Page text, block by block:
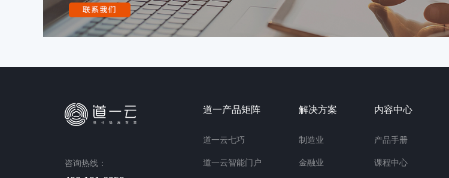
咨询热线：
道一产品矩阵
道一云七巧
道一云智能门户
解决方案
制造业
金融业
内容中心
产品手册
课程中心